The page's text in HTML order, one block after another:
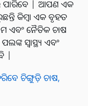
ପାରିବେ | ଆପଣ ଏକ
କିମ୍ବା ଏକ ବୃହତ
ଏବଂ ନୈତିକ ଚାଷ
ସ୍ୱାସ୍ଥ୍ୟ ଏବଂ
|
ଚିଙ୍ଗୁଡ଼ି ଚାଷ,